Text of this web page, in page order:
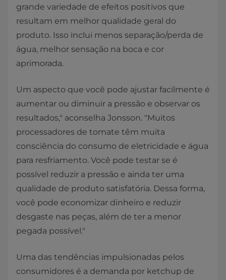
grande variedade de efeitos positivos que
resultam em melhor qualidade geral do
produto. Isso inclui menos separação/perda de
água, melhor sensação na boca e cor
aprimorada.
Um aspecto que você pode ajustar facilmente é
aumentar ou diminuir a pressão e observar os
resultados," aconselha Jonsson. "Muitos
processadores de tomate têm muita
consciência do consumo de eletricidade e água
para resfriamento. Você pode testar se é
possível reduzir a pressão e ainda ter uma
qualidade de produto satisfatória. Dessa forma,
você pode economizar dinheiro e reduzir
desgaste nas peças, além de ter a menor
pegada possível."
Uma das tendências impulsionadas pelos
consumidores é a demanda por ketchup de